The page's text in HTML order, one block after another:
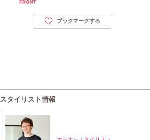
ブックマークする
スタイリスト情報
オーナースタイリスト